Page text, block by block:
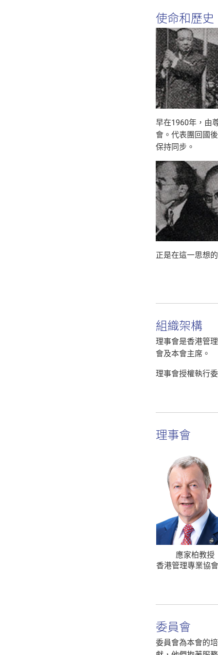
使命和歷史
早在1960年，由
會。代表團回國
保持同步。
正是在這一思想
組織架構
理事會是香港管
會及本會主席。
理事會授權執行
理事會
應家柏教授
香港管理專業協
委員會
委員會為本會的